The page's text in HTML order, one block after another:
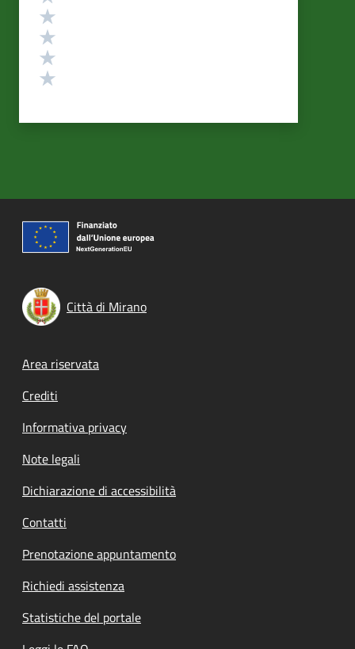
Città di Mirano
Footer menu
Area riservata
Crediti
Informativa privacy
Note legali
Dichiarazione di accessibilità
Contatti
Prenotazione appuntamento
Richiedi assistenza
Statistiche del portale